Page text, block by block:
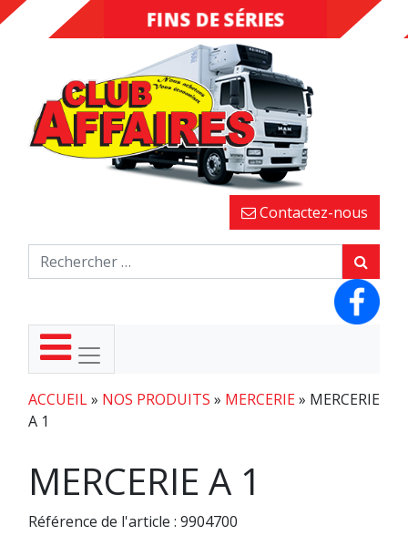
DESTOCKAGE
FINS DE SÉRIES
Contactez-nous
ACCUEIL» NOS PRODUITS » MERCERIE» MERCERIE
A 1
MERCERIE A 1
Référence de l'article : 9904700